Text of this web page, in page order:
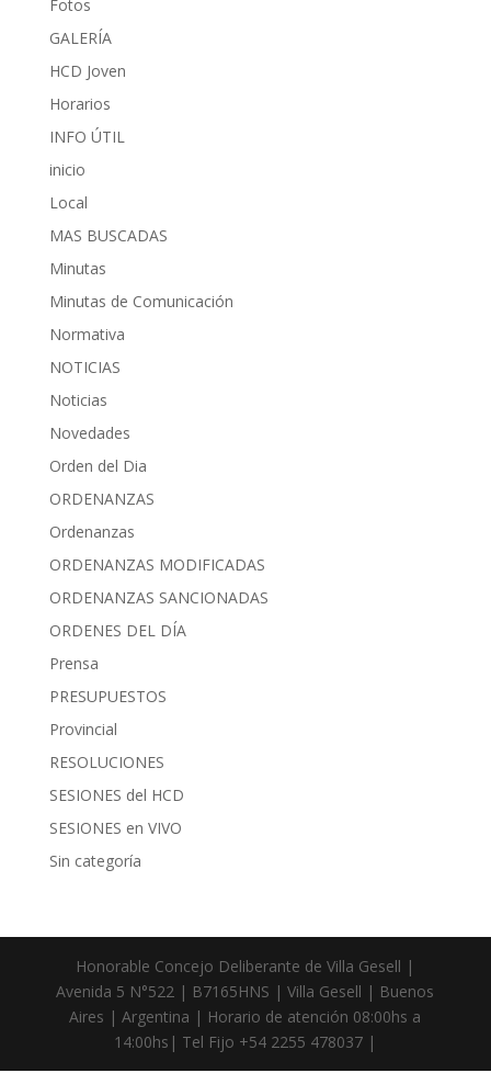
Fotos
GALERÍA
HCD Joven
Horarios
INFO ÚTIL
inicio
Local
MAS BUSCADAS
Minutas
Minutas de Comunicación
Normativa
NOTICIAS
Noticias
Novedades
Orden del Dia
ORDENANZAS
Ordenanzas
ORDENANZAS MODIFICADAS
ORDENANZAS SANCIONADAS
ORDENES DEL DÍA
Prensa
PRESUPUESTOS
Provincial
RESOLUCIONES
SESIONES del HCD
SESIONES en VIVO
Sin categoría
Honorable Concejo Deliberante de Villa Gesell |
Avenida 5 N°522 | B7165HNS | Villa Gesell | Buenos
Aires | Argentina | Horario de atención 08:00hs a
14:00hs| Tel Fijo +54 2255 478037 |